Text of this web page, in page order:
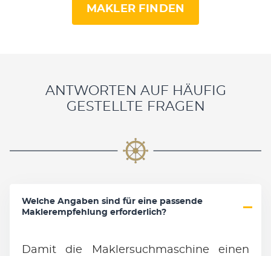
MAKLER FINDEN
ANTWORTEN AUF HÄUFIG
GESTELLTE FRAGEN
Welche Angaben sind für eine passende
Maklerempfehlung erforderlich?
Da­mit die Mak­ler­such­ma­schi­ne ei­nen